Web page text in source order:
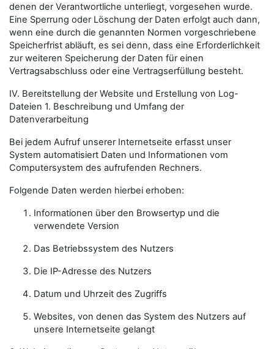
denen der Verantwortliche unterliegt, vorgesehen wurde.
Eine Sperrung oder Löschung der Daten erfolgt auch dann,
wenn eine durch die genannten Normen vorgeschriebene
Speicherfrist abläuft, es sei denn, dass eine Erforderlichkeit
zur weiteren Speicherung der Daten für einen
Vertragsabschluss oder eine Vertragserfüllung besteht.
IV. Bereitstellung der Website und Erstellung von Log-
Dateien 1. Beschreibung und Umfang der
Datenverarbeitung
Bei jedem Aufruf unserer Internetseite erfasst unser
System automatisiert Daten und Informationen vom
Computersystem des aufrufenden Rechners.
Folgende Daten werden hierbei erhoben:
Informationen über den Browsertyp und die
verwendete Version
Das Betriebssystem des Nutzers
Die IP-Adresse des Nutzers
Datum und Uhrzeit des Zugriffs
Websites, von denen das System des Nutzers auf
unsere Internetseite gelangt